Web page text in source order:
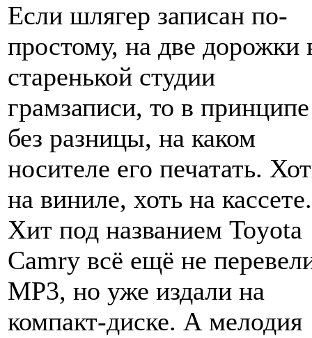
Если шлягер записан по-
простому, на две дорожки
старенькой студии
грамзаписи, то в принципе
без разницы, на каком
носителе его печатать.
на виниле, хоть на
Хит под названием Toyota
Camry всё ещё не
MP3, но уже издали на
компакт-диске. А мелодия